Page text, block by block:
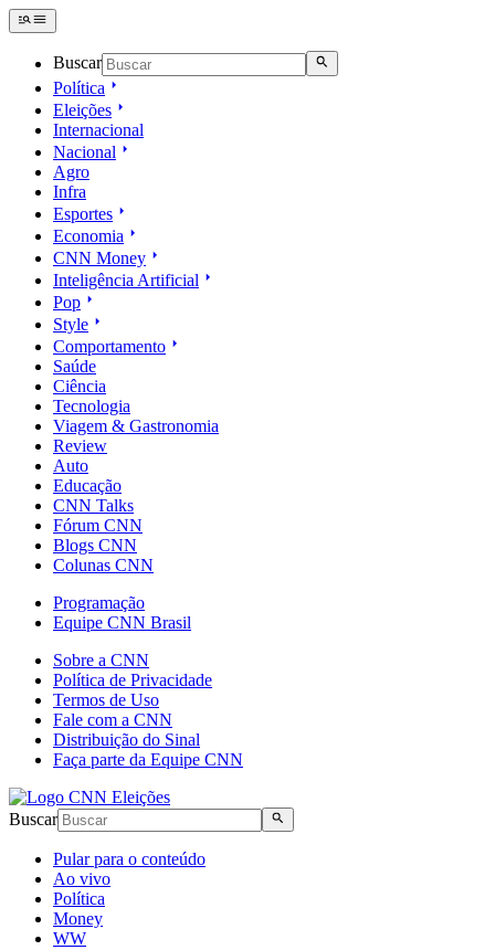
Buscar
Política
Eleições
Internacional
Nacional
Agro
Infra
Esportes
Economia
CNN Money
Inteligência Artificial
Pop
Style
Comportamento
Saúde
Ciência
Tecnologia
Viagem & Gastronomia
Review
Auto
Educação
CNN Talks
Fórum CNN
Blogs CNN
Colunas CNN
Programação
Equipe CNN Brasil
Sobre a CNN
Política de Privacidade
Termos de Uso
Fale com a CNN
Distribuição do Sinal
Faça parte da Equipe CNN
Buscar
Pular para o conteúdo
Ao vivo
Política
Money
WW